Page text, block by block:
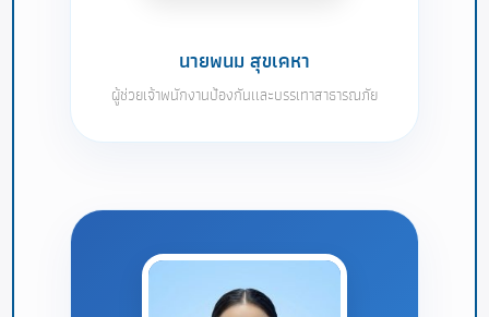
นายพนม สุขเคหา
ผู้ช่วยเจ้าพนักงานป้องกันเเละบรรเทาสาธารณภัย